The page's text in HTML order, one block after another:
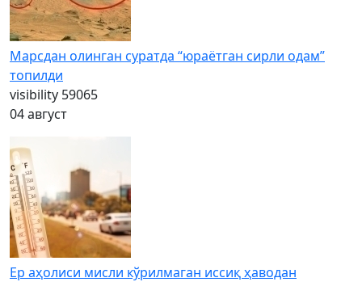
Марсдан олинган суратда “юраётган сирли одам”
топилди
visibility 59065
04 август
Ер аҳолиси мисли кўрилмаган иссиқ ҳаводан